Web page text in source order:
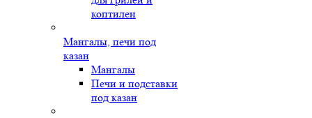
коптилен
Мангалы, печи под
казан
Мангалы
Печи и подставки
под казан